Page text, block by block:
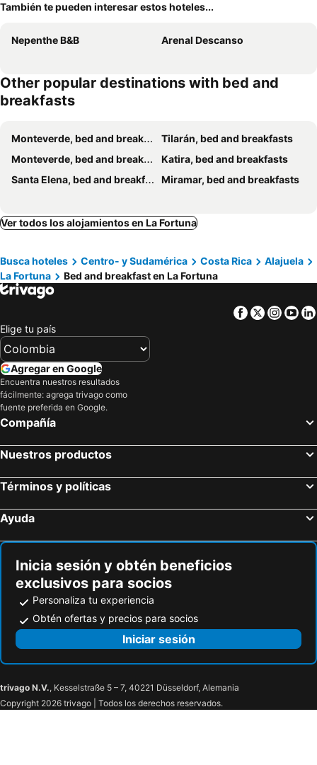
También te pueden interesar estos hoteles...
Nepenthe B&B Arenal Descanso
Other popular destinations with bed and
breakfasts
Monteverde, bed and breakfasts
Tilarán, bed and breakfasts
Monteverde, bed and breakfasts
Katira, bed and breakfasts
Santa Elena, bed and breakfasts
Miramar, bed and breakfasts
Ver todos los alojamientos en La Fortuna
Busca hoteles Centro- y Sudamérica Costa Rica
Alajuela
La Fortuna
Bed and breakfast en La Fortuna
Facebook
Twitter
Elige tu país
Agregar en Google
Encuentra nuestros resultados
fácilmente: agrega trivago como
fuente preferida en Google.
Compañía
Nuestros productos
Términos y políticas
Ayuda
Inicia sesión y obtén beneficios
exclusivos para socios
Personaliza tu experiencia
Obtén ofertas y precios para socios
Iniciar sesión
trivago N.V., Kesselstraße 5 – 7, 40221 Düsseldorf, Alemania
Copyright 2026 trivago | Todos los derechos reservados.